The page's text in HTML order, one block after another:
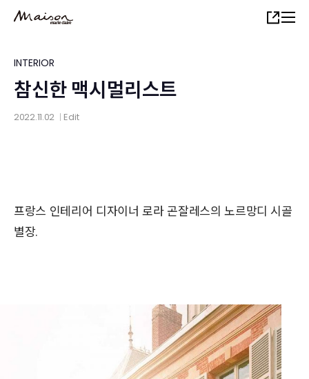
content
Share
INTERIOR
참신한 맥시멀리스트
2022.11.02 Edit
프랑스 인테리어 디자이너 로라 곤잘레스의 노르망디 시골
별장.